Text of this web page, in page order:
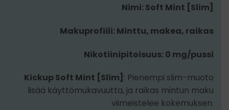
Nimi: Soft Mint [Slim]
Makuprofiili: Minttu, makea, raikas
Nikotiinipitoisuus: 0 mg/pussi
Kickup Soft Mint [Slim] : Pienempi slim-muoto
lisää käyttömukavuutta, ja raikas mintun maku
viimeistelee kokemuksen.